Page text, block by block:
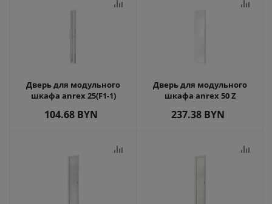
Дверь для модульного
шкафа anrex 25(F1-1)
104.68 BYN
Дверь для модульного
шкафа anrex 50 Z
237.38 BYN